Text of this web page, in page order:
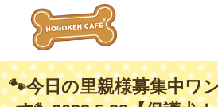
🐾今日の里親様募集中ワ